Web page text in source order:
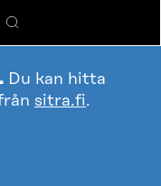
Sök
Du kan hitta
sitra.fi.